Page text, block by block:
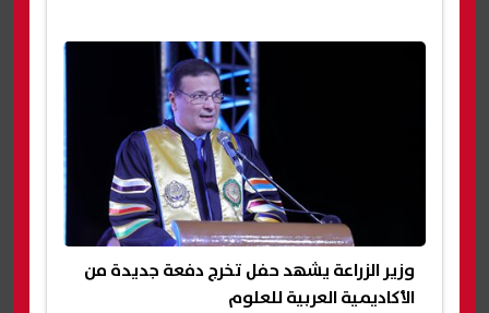
وزير الزراعة يشهد حفل تخرج دفعة جديدة من
الأكاديمية العربية للعلوم